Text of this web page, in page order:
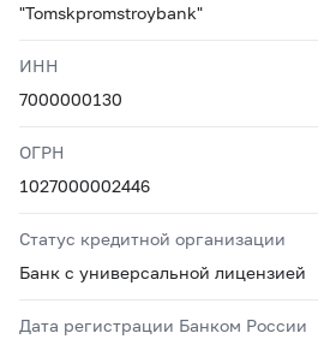
"Tomskpromstroybank"
ИНН
7000000130
ОГРН
1027000002446
Статус кредитной организации
Банк с универсальной лицензией
Дата регистрации Банком России